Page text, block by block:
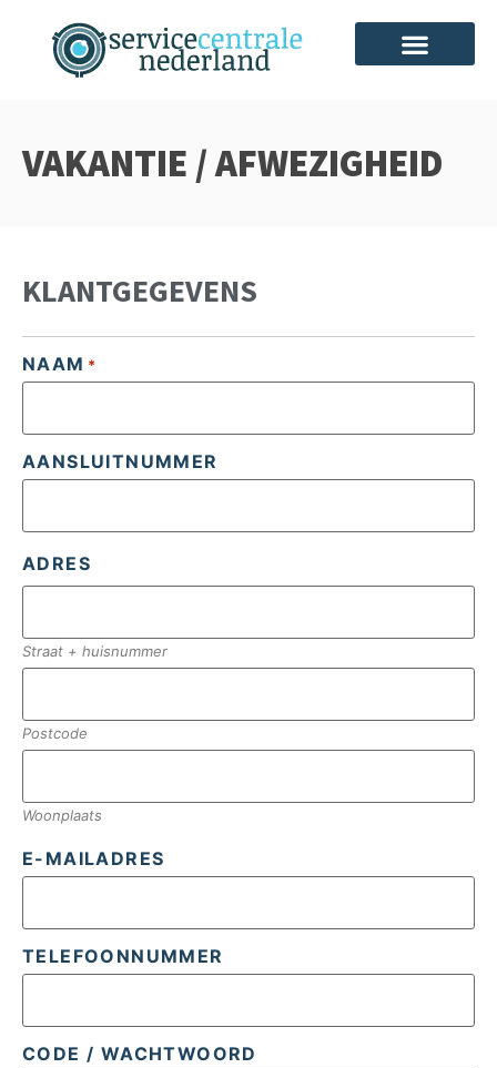
VAKANTIE / AFWEZIGHEID
KLANTGEGEVENS
NAAM *
AANSLUITNUMMER
ADRES
Straat + huisnummer
Postcode
Woonplaats
E-MAILADRES
TELEFOONNUMMER
CODE / WACHTWOORD